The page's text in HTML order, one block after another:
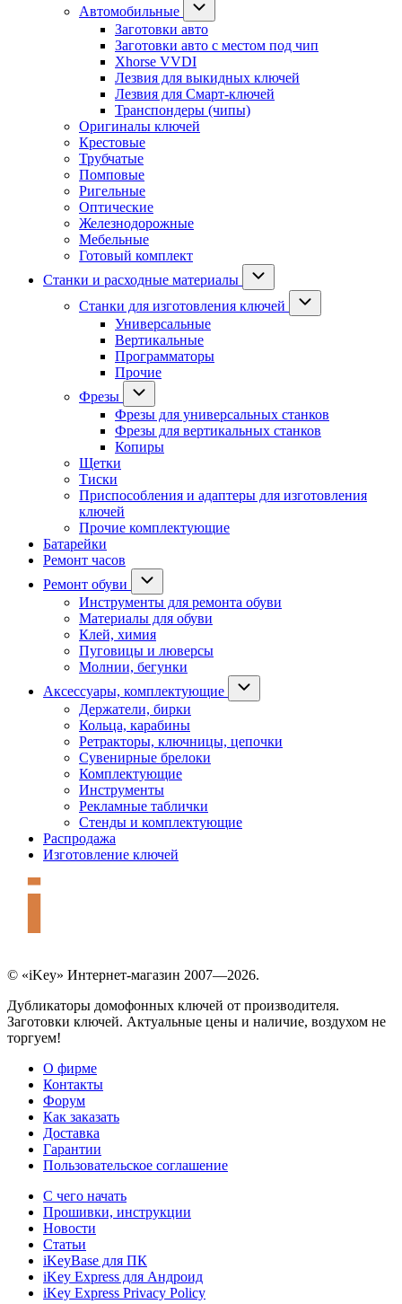
Автомобильные
Заготовки авто
Заготовки авто с местом под чип
Xhorse VVDI
Лезвия для выкидных ключей
Лезвия для Смарт-ключей
Транспондеры (чипы)
Оригиналы ключей
Крестовые
Трубчатые
Помповые
Ригельные
Оптические
Железнодорожные
Мебельные
Готовый комплект
Станки и расходные материалы
Станки для изготовления ключей
Универсальные
Вертикальные
Программаторы
Прочие
Фрезы
Фрезы для универсальных станков
Фрезы для вертикальных станков
Копиры
Щетки
Тиски
Приспособления и адаптеры для изготовления
ключей
Прочие комплектующие
Батарейки
Ремонт часов
Ремонт обуви
Инструменты для ремонта обуви
Материалы для обуви
Клей, химия
Пуговицы и люверсы
Молнии, бегунки
Аксессуары, комплектующие
Держатели, бирки
Кольца, карабины
Ретракторы, ключницы, цепочки
Сувенирные брелоки
Комплектующие
Инструменты
Рекламные таблички
Стенды и комплектующие
Распродажа
Изготовление ключей
© «iKey» Интернет-магазин 2007—2026.
Дубликаторы домофонных ключей от производителя.
Заготовки ключей. Актуальные цены и наличие, воздухом не
торгуем!
О фирме
Контакты
Форум
Как заказать
Доставка
Гарантии
Пользовательское соглашение
С чего начать
Прошивки, инструкции
Новости
Статьи
iKeyBase для ПК
iKey Express для Андроид
iKey Express Privacy Policy